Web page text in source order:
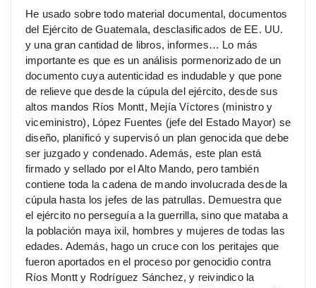
He usado sobre todo material documental, documentos
del Ejército de Guatemala, desclasificados de EE. UU.
y una gran cantidad de libros, informes… Lo más
importante es que es un análisis pormenorizado de un
documento cuya autenticidad es indudable y que pone
de relieve que desde la cúpula del ejército, desde sus
altos mandos Ríos Montt, Mejía Víctores (ministro y
viceministro), López Fuentes (jefe del Estado Mayor) se
diseño, planificó y supervisó un plan genocida que debe
ser juzgado y condenado. Además, este plan está
firmado y sellado por el Alto Mando, pero también
contiene toda la cadena de mando involucrada desde la
cúpula hasta los jefes de las patrullas. Demuestra que
el ejército no perseguía a la guerrilla, sino que mataba a
la población maya ixil, hombres y mujeres de todas las
edades. Además, hago un cruce con los peritajes que
fueron aportados en el proceso por genocidio contra
Ríos Montt y Rodríguez Sánchez, y reivindico la